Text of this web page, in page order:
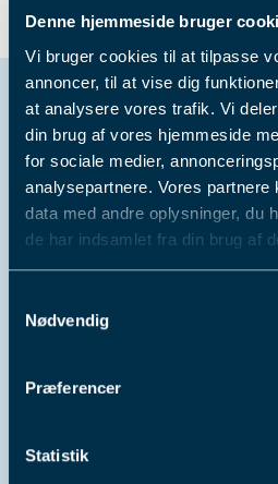
Denne hjemmeside bruger
Vi bruger cookies til at tilpasse
annoncer, til at vise dig
at analysere vores trafik. Vi
din brug af vores hjemmeside
for sociale medier,
analysepartnere. Vores partnere
data med andre oplysninger, du
de har indsamlet fra din brug af
personoplysninger i vores
Nødvendig
Præferencer
Statistik
i gang på? Så finder du dine
Fik du
Pointberegning til